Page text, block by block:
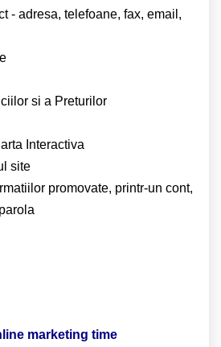
- adresa, telefoane, fax, email,
si a Preturilor
Interactiva
site
promovate, printr-un cont,
marketing time